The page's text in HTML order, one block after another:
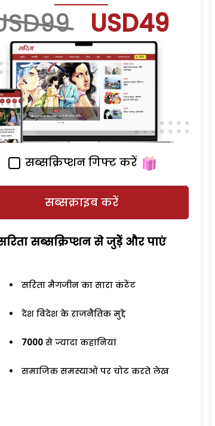
USD49
सब्सक्रिप्शन गिफ्ट करें
सब्सक्राइब करें
सब्सक्रिप्शन से जुड़ेें और पाएं
सरिता मैगजीन का सारा कंटेंट
देश विदेश के राजनैतिक मुद्दे
7000 से ज्यादा कहानियां
समाजिक समस्याओं पर चोट करते लेख